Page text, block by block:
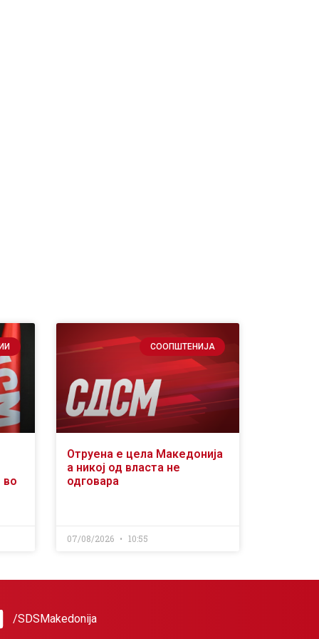
во
СООПШТЕНИЈА
Отруена е цела Македонија
а никој од власта не
одговара
07/08/2026 10:55
/SDSMakedonija